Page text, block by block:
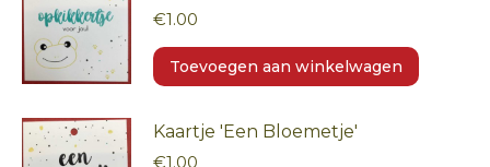
€1.00
Toevoegen aan winkelwagen
Kaartje 'Een Bloemetje'
€1.00